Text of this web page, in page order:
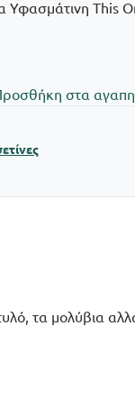
This
στα
τα μολύβια